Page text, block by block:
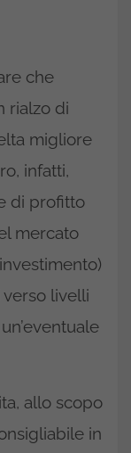
che
rialzo di
migliore
infatti,
di profitto
mercato
livelli
allo scopo
in